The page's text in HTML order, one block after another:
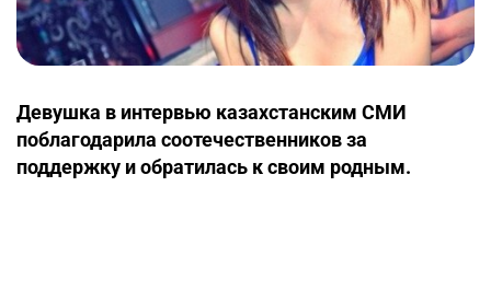
Девушка в интервью казахстанским СМИ
поблагодарила соотечественников за
поддержку и обратилась к своим родным.